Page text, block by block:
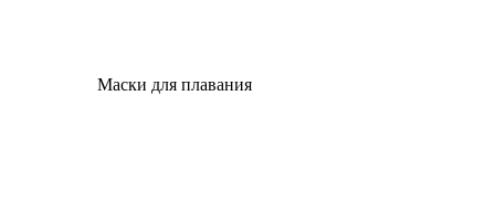
Маски для плавания